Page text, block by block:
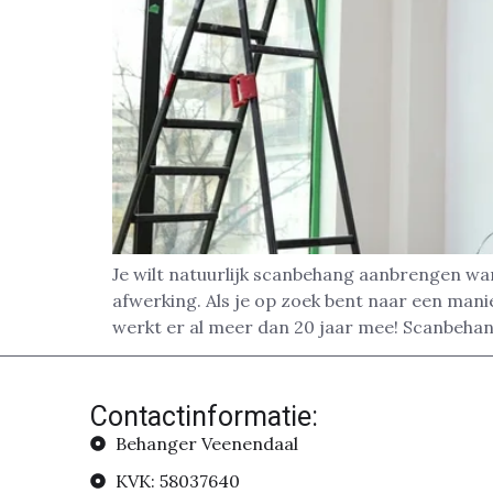
Je wilt natuurlijk scanbehang aanbrengen
afwerking. Als je op zoek bent naar een
werkt er al meer dan 20 jaar mee!
Contactinformatie:
Behanger Veenendaal
KVK: 58037640